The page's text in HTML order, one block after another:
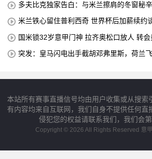
多夫比克独家告白：与米兰擦肩的冬窗秘
米兰铁心留住普利西奇 世界杯后加薪续约
国米锁32岁意甲门神 拉齐奥松口放人 转
突发：皇马闪电出手截胡邓弗里斯，荷兰
本站所有赛事直播信号均由用户收集或从搜索
有内容均来自互联网，我们自身不提供任何直
侵犯您的权益请联系我们，我们会
Copyright © 2026 All Rights Reserved 意